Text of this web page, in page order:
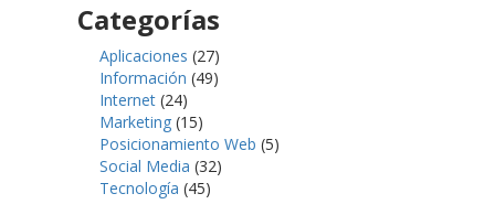
Categorías
Aplicaciones (27)
Información (49)
Internet (24)
Marketing (15)
Posicionamiento Web (5)
Social Media (32)
Tecnología (45)